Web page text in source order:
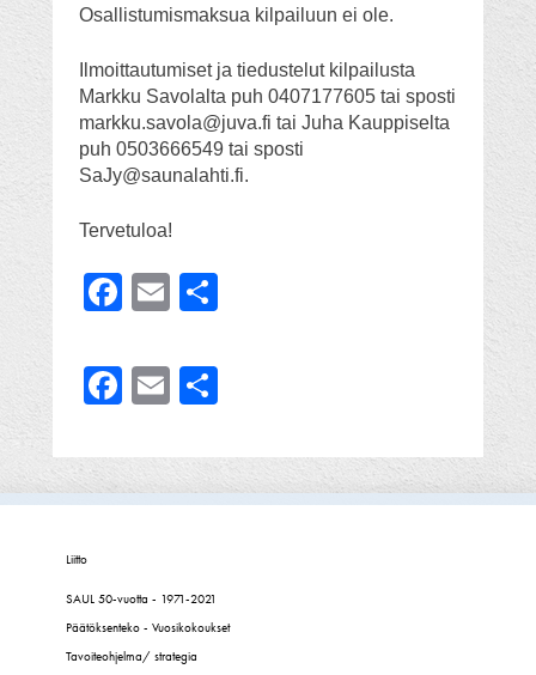
Osallistumismaksua kilpailuun ei ole.
Ilmoittautumiset ja tiedustelut kilpailusta
Markku Savolalta puh 0407177605 tai sposti
markku.savola@juva.fi tai Juha Kauppiselta
puh 0503666549 tai sposti
SaJy@saunalahti.fi.
Tervetuloa!
Facebook
Email
Facebook
Email
Liitto
SAUL 50-vuotta - 1971-2021
Päätöksenteko - Vuosikokoukset
Tavoiteohjelma/ strategia